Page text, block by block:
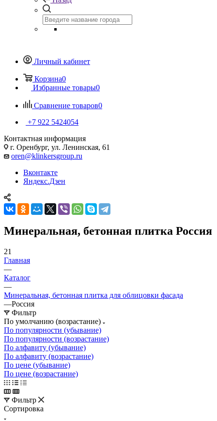
Личный кабинет
Корзина0
Избранные товары0
Сравнение товаров0
+7 922 5424054
Контактная информация
г. Оренбург, ул. Ленинская, 61
oren@klinkersgroup.ru
Вконтакте
Яндекс.Дзен
Минеральная, бетонная плитка Россия
21
Главная
—
Каталог
—
Минеральная, бетонная плитка для облицовки фасада
—Россия
Фильтр
По умолчанию (возрастание)
По популярности (убывание)
По популярности (возрастание)
По алфавиту (убывание)
По алфавиту (возрастание)
По цене (убывание)
По цене (возрастание)
Фильтр
Сортировка